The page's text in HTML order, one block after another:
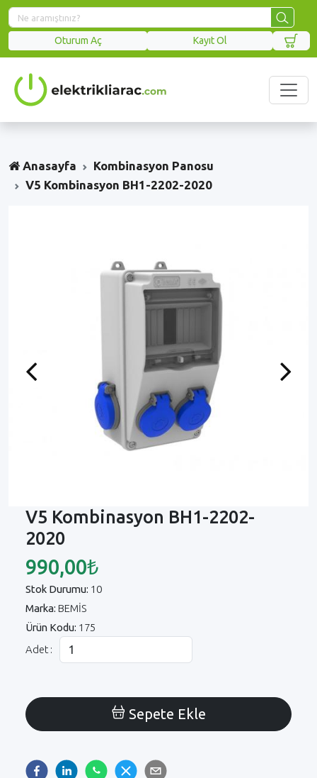
Oturum Aç Kayıt Ol
Anasayfa
Kombinasyon Panosu
V5 Kombinasyon BH1-2202-2020
Previous Next
V5 Kombinasyon BH1-2202-
2020
990,00₺
Stok Durumu: 10
Marka: BEMİS
Ürün Kodu: 175
Adet :
Sepete Ekle